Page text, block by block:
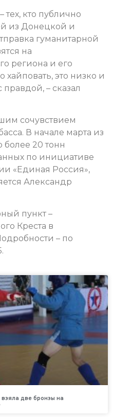
тех, кто публично
из Донецкой и
гуманитарной
на
региона и его
это низко и
– сказал
сочувствием
В начале марта из
более 20 тонн
по инициативе
«Единая Россия»,
Александр
пункт –
Креста в
– по
взяла две бронзы на